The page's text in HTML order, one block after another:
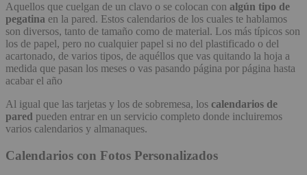
Aquellos que cuelgan de un clavo o se colocan con algún tipo de
pegatina en la pared. Estos calendarios de los cuales te hablamos
son diversos, tanto de tamaño como de material. Los más típicos son
los de papel, pero no cualquier papel si no del plastificado o del
acartonado, de varios tipos, de aquéllos que vas quitando la hoja a
medida que pasan los meses o vas pasando página por página hasta
acabar el año
Al igual que las tarjetas y los de sobremesa, los calendarios de
pared pueden entrar en un servicio completo donde incluiremos
varios calendarios y almanaques.
Calendarios con Fotos Personalizados